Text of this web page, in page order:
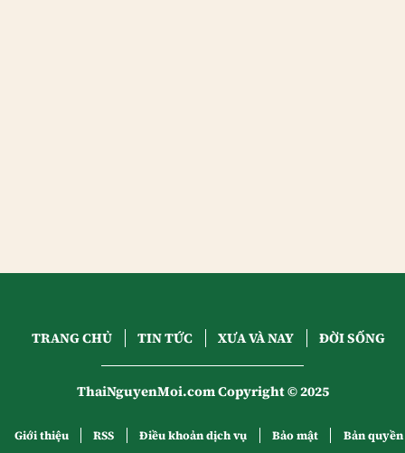
TRANG CHỦ TIN TỨC XƯA VÀ NAY ĐỜI SỐNG
ThaiNguyenMoi.com Copyright © 2025
Giới thiệu RSS Điều khoản dịch vụ Bảo mật Bản quyền